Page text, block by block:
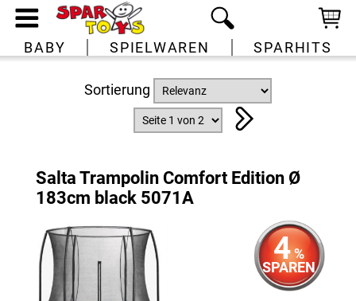
BABY SPIELWAREN SPARHITS
Sortierung
Salta Trampolin Comfort Edition Ø
183cm black 5071A
4%
SPAREN